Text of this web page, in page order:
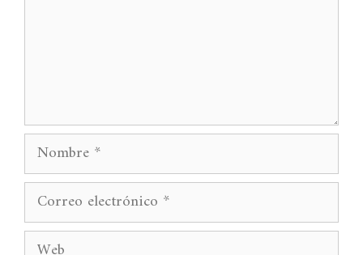
Nombre
Correo
electrónico
Web